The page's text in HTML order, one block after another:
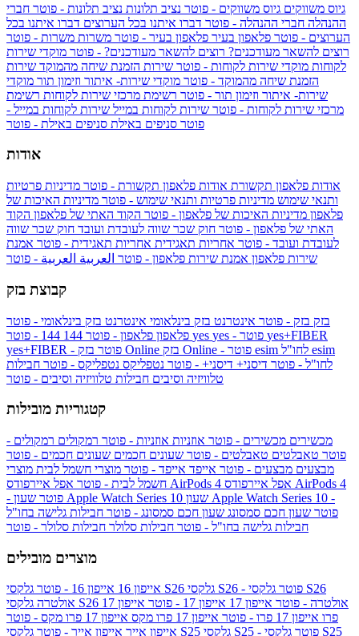
גיוס משווקים גיוס משווקים - פוטר נציב תלונות נציב תלונות - פוטר חברי
ההנהלה חברי ההנהלה - פוטר דברו איתנו בכל הערוצים דברו איתנו בכל
הערוצים - פוטר פלאפון בעיר פלאפון בעיר - פוטר משרות משרות - פוטר
רוצים להשאר מעודכנים? רוצים להשאר מעודכנים? - פוטר מוקדי שירות
לקוחות מוקדי שירות לקוחות - פוטר שירות הזמנת שיחה מהמוקד שירות
הזמנת שיחה מהמוקד - פוטר מוקדי שירות- איתור וזימון תור מוקדי
שירות- איתור וזימון תור - פוטר רשימת מרכזי שירות לקוחות רשימת
מרכזי שירות לקוחות - פוטר שירות לקוחות במייל שירות לקוחות במייל -
פוטר סניפים באילת סניפים באילת - פוטר
אודות
אודות פלאפון תקשורת אודות פלאפון תקשורת - פוטר מדיניות פרטיות
ותנאי שימוש מדיניות פרטיות ותנאי שימוש - פוטר מדיניות האיכות של
פלאפון מדיניות האיכות של פלאפון - פוטר הקוד האתי של פלאפון הקוד
האתי של פלאפון - פוטר חוק שכר שווה לעובדת ועובד חוק שכר שווה
לעובדת ועובד - פוטר אחריות תאגידית אחריות תאגידית - פוטר אמנת
שירות פלאפון אמנת שירות פלאפון - פוטר العربية العربية - פוטר
קבוצת בזק
בזק בזק - פוטר אינטרנט בזק בינלאומי אינטרנט בזק בינלאומי - פוטר
פלאפון פלאפון - פוטר 144 yes
yes+FIBER
yes+FIBER - פוטר בזק Online
esim
לחו"ל - פוטר דיסני+ דיסני+ - פוטר נטפליקס נטפליקס - פוטר חבילות
טלוויזיה וסיבים חבילות טלוויזיה וסיבים - פוטר
קטגוריות מובילות
מכשירים מכשירים - פוטר אוזניות אוזניות - פוטר רמקולים רמקולים -
פוטר טאבלטים טאבלטים - פוטר שעונים חכמים שעונים חכמים - פוטר
מבצעים מבצעים - פוטר אייפד אייפד - פוטר מוצרי חשמל לבית מוצרי
חשמל לבית - פוטר אפל איירפודס AirPods 4 אפל איירפודס AirPods 4
- פוטר שעון Apple Watch Series 10 שעון Apple Watch Series 10 -
פוטר שעון חכם סמסונג שעון חכם סמסונג - פוטר חבילות גלישה בחו"ל
חבילות גלישה בחו"ל - פוטר חבילות סלולר חבילות סלולר - פוטר
מוצרים מובילים
אייפון 16 אייפון 16 - פוטר גלקסי S26 גלקסי S26 - פוטר גלקסי S26
אולטרה
גלקסי S26 אולטרה - פוטר אייפון 17 אייפון 17 - פוטר
אייפון 17
פרו אייפון 17 פרו - פוטר אייפון 17 פרו מקס
אייפון 17 פרו מקס - פוטר
אייפון אייר אייפון אייר - פוטר גלקסי S25 גלקסי S25 - פוטר גלקסי S25